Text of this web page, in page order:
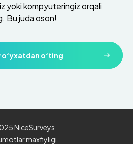
yoki kompyuteringiz orqali
Bu juda oson!
oʻting
NiceSurveys
maxfiyligi